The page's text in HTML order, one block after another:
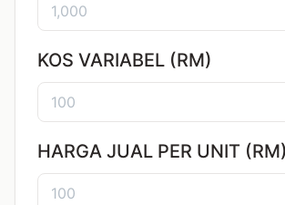
KOS VARIABEL (RM)
HARGA JUAL PER UNIT (RM)